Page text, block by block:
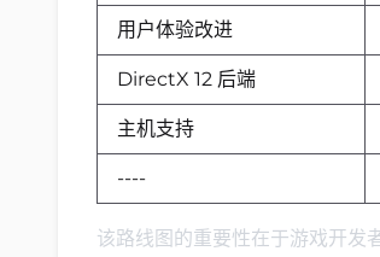
用户体验改进
DirectX 12 后端
主机支持
----
该路线图的重要性在于游戏开发